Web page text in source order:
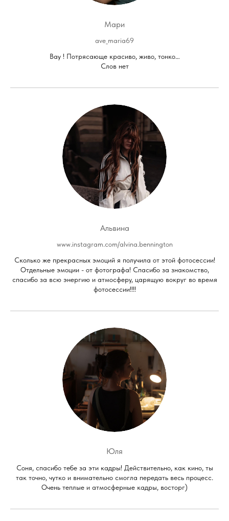
Мари
ave_maria69
Вау ! Потрясающе красиво, живо, тонко…
Слов нет
Альвина
www.instagram.com/alvina.bennington
Сколько же прекрасных эмоций я получила от этой фотосессии!
Отдельные эмоции - от фотографа! Спасибо за знакомство,
спасибо за всю энергию и атмосферу, царящую вокруг во время
фотосессии!!!!
Юля
Соня, спасибо тебе за эти кадры! Действительно, как кино, ты
так точно, чутко и внимательно смогла передать весь процесс.
Очень теплые и атмосферные кадры, восторг)